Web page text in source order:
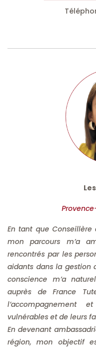
En tant que
mon parcours m’a
rencontrés par les
aidants dans la gestion
conscience m’a
auprès de France
l’accompagnement
vulnérables et de leurs
En devenant
région, mon objectif